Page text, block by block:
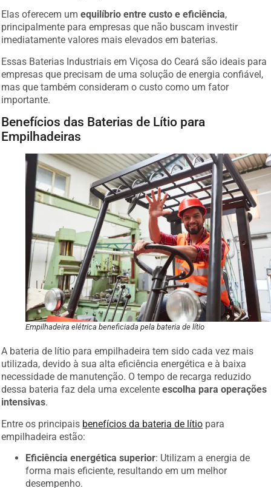
Elas oferecem umequilíbrio entre custo e eficiência,
principalmente para empresas que não buscam investir
imediatamente valores mais elevados em baterias.
Essas Baterias Industriais em Viçosa do Ceará são ideais para
empresas que precisam de uma solução de energia confiável,
mas que também consideram o custo como um fator
importante.
Benefícios das Baterias de Lítio para
Empilhadeiras
Empilhadeira elétrica beneficiada pela bateria de lítio
A bateria de lítio para empilhadeira tem sido cada vez mais
utilizada, devido à sua alta eficiência energética e à baixa
necessidade de manutenção. O tempo de recarga reduzido
dessa bateria faz dela uma excelenteescolha para operações
intensivas.
Entre os principais benefícios da bateria de lítio para
empilhadeira estão:
Eficiência energética superior: Utilizam a energia de
forma mais eficiente, resultando em um melhor
desempenho.